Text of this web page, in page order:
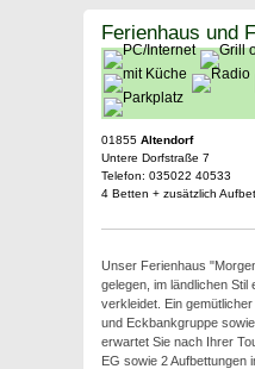
Ferienhaus und
01855 Altendorf
Untere Dorfstraße 7
Telefon: 035022 40533
4 Betten + zusätzlich
Unser Ferienhaus
gelegen, im ländlichen
verkleidet. Ein
und Eckbankgruppe
erwartet Sie nach Ihrer
EG sowie 2 Aufbettungen